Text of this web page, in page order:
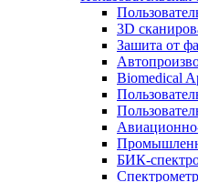
3D
Зашита от
Biomedical
БИК-